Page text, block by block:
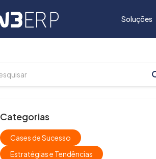
Soluções
Categorias
Cases de Sucesso
Estratégias e Tendências